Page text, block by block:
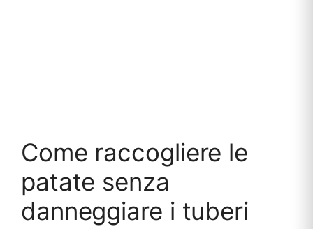
Come raccogliere le
patate senza
danneggiare i tuberi